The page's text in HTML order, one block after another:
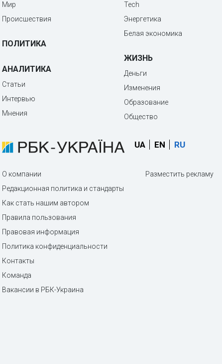
Мир
Происшествия
ПОЛИТИКА
АНАЛИТИКА
Статьи
Интервью
Мнения
Tech
Энергетика
Белая экономика
ЖИЗНЬ
Деньги
Изменения
Образование
Общество
UA EN RU
О компании
Редакционная политика и стандарты
Как стать нашим автором
Правила пользования
Правовая информация
Политика конфиденциальности
Контакты
Команда
Вакансии в РБК-Украина
Разместить рекламу